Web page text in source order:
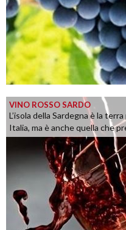
VINO ROSSO SARDO
L’isola della Sardegna è la
Italia, ma è anche quella che